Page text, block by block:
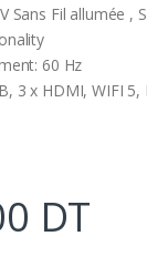
Sans Fil allumée ,
60 Hz
3 x HDMI, WIFI
DT